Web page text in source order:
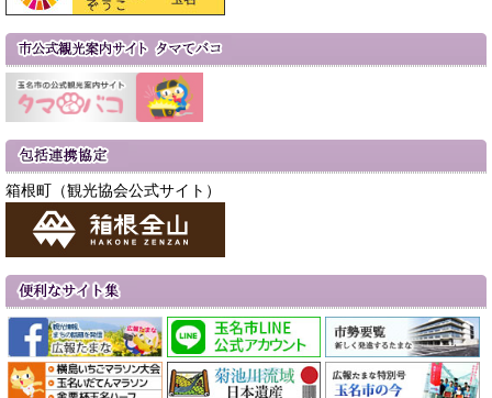
箱根町（観光協会公式サイト）